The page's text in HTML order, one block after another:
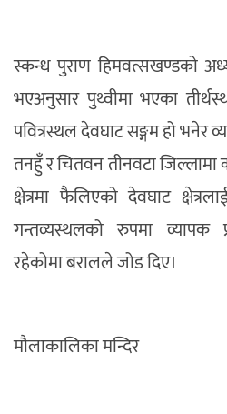
स्कन्ध पुराण हिमवत्सखण्डको
भएअनुसार पुथ्वीमा भएका
पवित्रस्थल देवघाट सङ्गम हो भनेर
तनहुँ र चितवन तीनवटा
क्षेत्रमा फैलिएको देवघाट
गन्तव्यस्थलको रुपमा व्यापक
रहेकोमा बरालले जोड दिए।
मौलाकालिका मन्दिर